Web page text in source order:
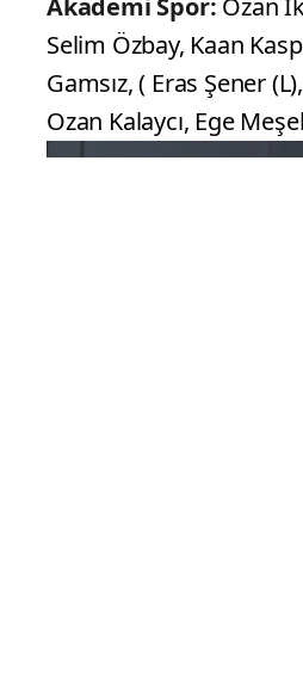
Akademi Spor: Ozan
Selim Özbay, Kaan
Gamsız, ( Eras Şener
Ozan Kalaycı, Ege